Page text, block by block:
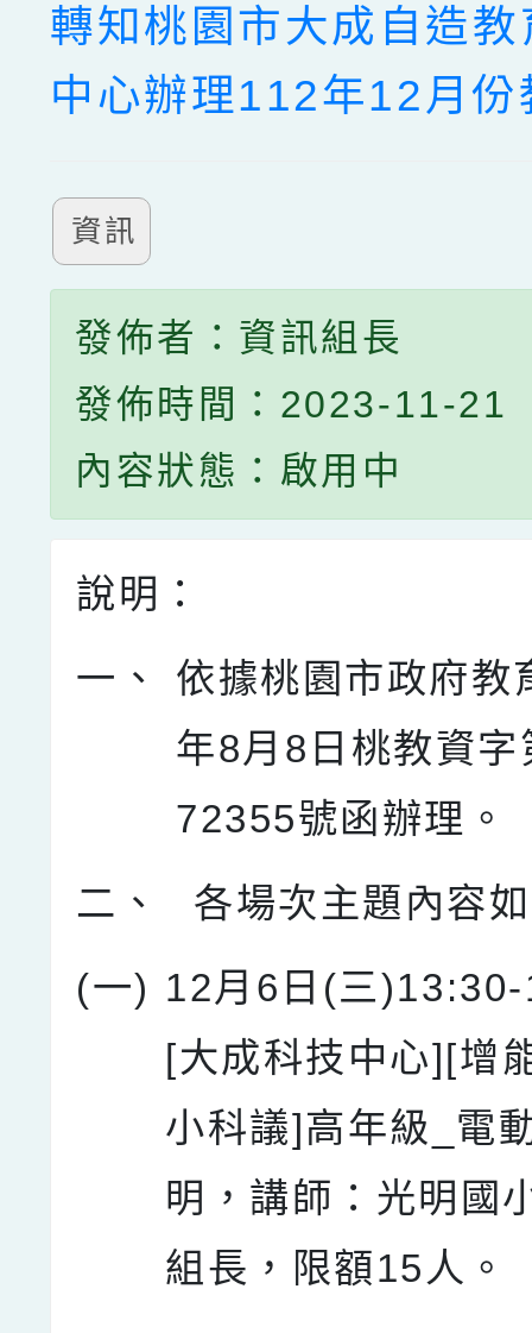
轉知桃園市大成自造
中心辦理112年12月份
資訊
發佈者：資訊組長
發佈時間：2023-11-21
內容狀態：啟用中
說明：
一、
依據桃園市政府教
年8月8日桃教資
72355號函辦理。
二、
各場次主題內容
(一) 12月6日(三
[大成科技中心][增
小科議]高年級_電
明，講師：光明國
組長，限額15人。